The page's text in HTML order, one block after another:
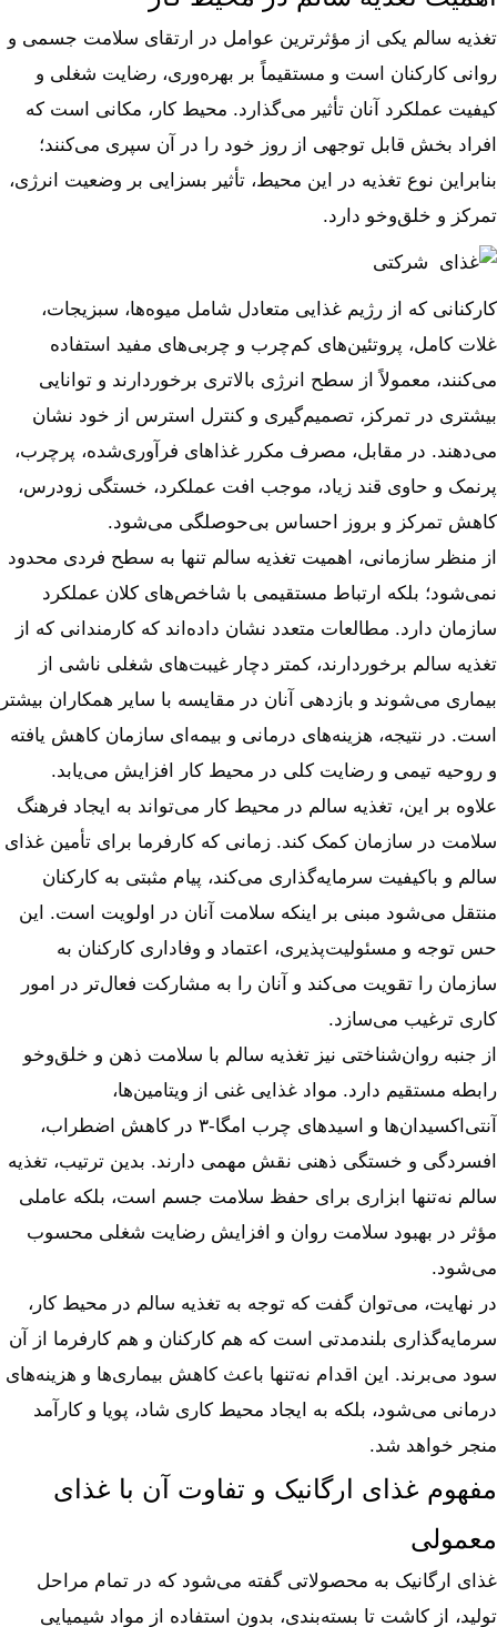
تغذیه سالم یکی از مؤثرترین عوامل در ارتقای سلامت جسمی و
روانی کارکنان است و مستقیماً بر بهره‌وری، رضایت شغلی و
کیفیت عملکرد آنان تأثیر می‌گذارد. محیط کار، مکانی است که
افراد بخش قابل توجهی از روز خود را در آن سپری می‌کنند؛
بنابراین نوع تغذیه در این محیط، تأثیر بسزایی بر وضعیت انرژی،
تمرکز و خلق‌وخو دارد.
کارکنانی که از رژیم غذایی متعادل شامل میوه‌ها، سبزیجات،
غلات کامل، پروتئین‌های کم‌چرب و چربی‌های مفید استفاده
می‌کنند، معمولاً از سطح انرژی بالاتری برخوردارند و توانایی
بیشتری در تمرکز، تصمیم‌گیری و کنترل استرس از خود نشان
می‌دهند. در مقابل، مصرف مکرر غذاهای فرآوری‌شده، پرچرب،
پرنمک و حاوی قند زیاد، موجب افت عملکرد، خستگی زودرس،
کاهش تمرکز و بروز احساس بی‌حوصلگی می‌شود.
از منظر سازمانی، اهمیت تغذیه سالم تنها به سطح فردی محدود
نمی‌شود؛ بلکه ارتباط مستقیمی با شاخص‌های کلان عملکرد
سازمان دارد. مطالعات متعدد نشان داده‌اند که کارمندانی که از
تغذیه سالم برخوردارند، کمتر دچار غیبت‌های شغلی ناشی از
بیماری می‌شوند و بازدهی آنان در مقایسه با سایر همکاران بیشتر
است. در نتیجه، هزینه‌های درمانی و بیمه‌ای سازمان کاهش یافته
و روحیه تیمی و رضایت کلی در محیط کار افزایش می‌یابد.
علاوه بر این، تغذیه سالم در محیط کار می‌تواند به ایجاد فرهنگ
سلامت در سازمان کمک کند. زمانی که کارفرما برای تأمین غذای
سالم و باکیفیت سرمایه‌گذاری می‌کند، پیام مثبتی به کارکنان
منتقل می‌شود مبنی بر اینکه سلامت آنان در اولویت است. این
حس توجه و مسئولیت‌پذیری، اعتماد و وفاداری کارکنان به
سازمان را تقویت می‌کند و آنان را به مشارکت فعال‌تر در امور
کاری ترغیب می‌سازد.
از جنبه روان‌شناختی نیز تغذیه سالم با سلامت ذهن و خلق‌وخو
رابطه مستقیم دارد. مواد غذایی غنی از ویتامین‌ها،
آنتی‌اکسیدان‌ها و اسیدهای چرب امگا-۳ در کاهش اضطراب،
افسردگی و خستگی ذهنی نقش مهمی دارند. بدین ترتیب، تغذیه
سالم نه‌تنها ابزاری برای حفظ سلامت جسم است، بلکه عاملی
مؤثر در بهبود سلامت روان و افزایش رضایت شغلی محسوب
می‌شود.
در نهایت، می‌توان گفت که توجه به تغذیه سالم در محیط کار،
سرمایه‌گذاری بلندمدتی است که هم کارکنان و هم کارفرما از آن
سود می‌برند. این اقدام نه‌تنها باعث کاهش بیماری‌ها و هزینه‌های
درمانی می‌شود، بلکه به ایجاد محیط کاری شاد، پویا و کارآمد
منجر خواهد شد.
مفهوم غذای ارگانیک و تفاوت آن با غذای
معمولی
غذای ارگانیک به محصولاتی گفته می‌شود که در تمام مراحل
تولید، از کاشت تا بسته‌بندی، بدون استفاده از مواد شیمیایی